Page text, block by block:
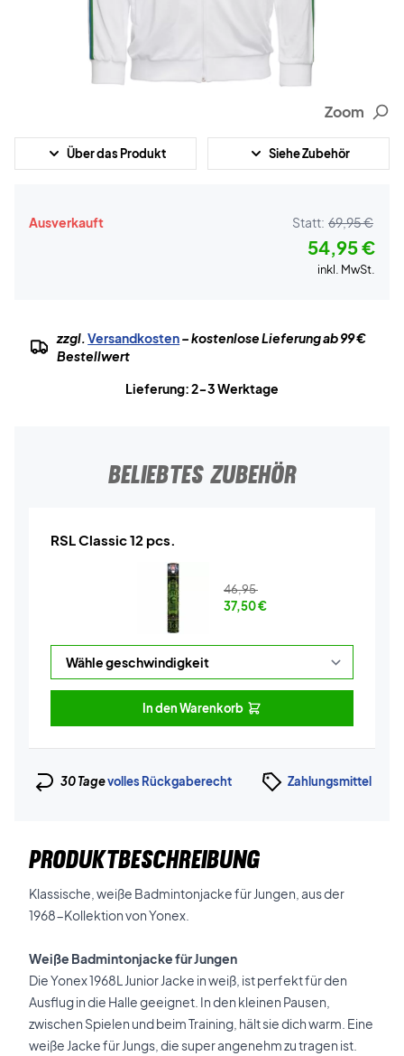
Zoom
Über das Produkt Siehe Zubehör
Ausverkauft Statt: 69,95 €
54,95 €
inkl. MwSt.
zzgl.Versandkosten– kostenlose Lieferung ab 99 €
Bestellwert
Lieferung: 2-3 Werktage
BELIEBTES ZUBEHÖR
RSL Classic 12 pcs.
46,95
37,50€
In den Warenkorb
30 Tagevolles Rückgaberecht Zahlungsmittel
PRODUKTBESCHREIBUNG
Klassische, weiße Badmintonjacke für Jungen, aus der
1968-Kollektion von Yonex.
Weiße Badmintonjacke für Jungen
Die Yonex 1968L Junior Jacke in weiß, ist perfekt für den
Ausflug in die Halle geeignet. In den kleinen Pausen,
zwischen Spielen und beim Training, hält sie dich warm. Eine
weiße Jacke für Jungs, die super angenehm zu tragen ist.